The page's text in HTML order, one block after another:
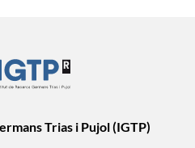
Trias i Pujol (IGTP)